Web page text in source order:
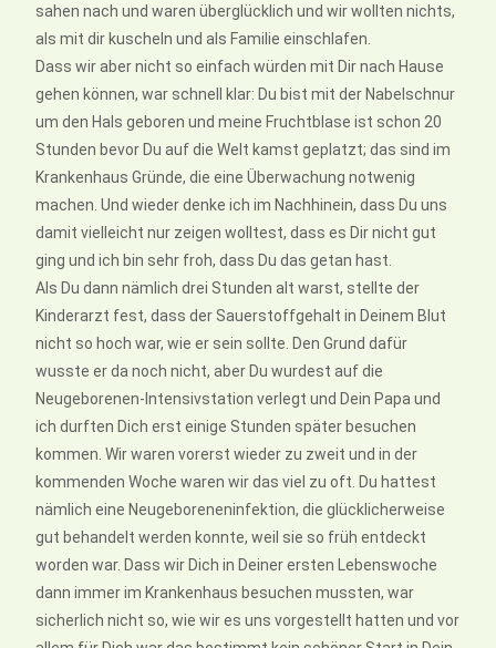
sahen nach und waren überglücklich und wir wollten nichts,
als mit dir kuscheln und als Familie einschlafen.
Dass wir aber nicht so einfach würden mit Dir nach Hause
gehen können, war schnell klar: Du bist mit der Nabelschnur
um den Hals geboren und meine Fruchtblase ist schon 20
Stunden bevor Du auf die Welt kamst geplatzt; das sind im
Krankenhaus Gründe, die eine Überwachung notwenig
machen. Und wieder denke ich im Nachhinein, dass Du uns
damit vielleicht nur zeigen wolltest, dass es Dir nicht gut
ging und ich bin sehr froh, dass Du das getan hast.
Als Du dann nämlich drei Stunden alt warst, stellte der
Kinderarzt fest, dass der Sauerstoffgehalt in Deinem Blut
nicht so hoch war, wie er sein sollte. Den Grund dafür
wusste er da noch nicht, aber Du wurdest auf die
Neugeborenen-Intensivstation verlegt und Dein Papa und
ich durften Dich erst einige Stunden später besuchen
kommen. Wir waren vorerst wieder zu zweit und in der
kommenden Woche waren wir das viel zu oft. Du hattest
nämlich eine Neugeboreneninfektion, die glücklicherweise
gut behandelt werden konnte, weil sie so früh entdeckt
worden war. Dass wir Dich in Deiner ersten Lebenswoche
dann immer im Krankenhaus besuchen mussten, war
sicherlich nicht so, wie wir es uns vorgestellt hatten und vor